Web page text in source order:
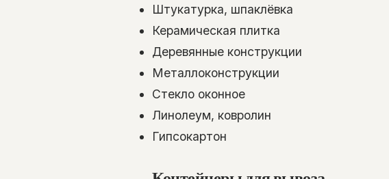
Штукатурка, шпаклёвка
Керамическая плитка
Деревянные конструкции
Металлоконструкции
Стекло оконное
Линолеум, ковролин
Гипсокартон